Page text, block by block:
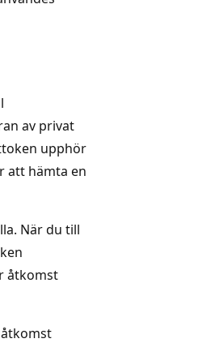
av privat
upphör
att hämta en
När du till
åtkomst